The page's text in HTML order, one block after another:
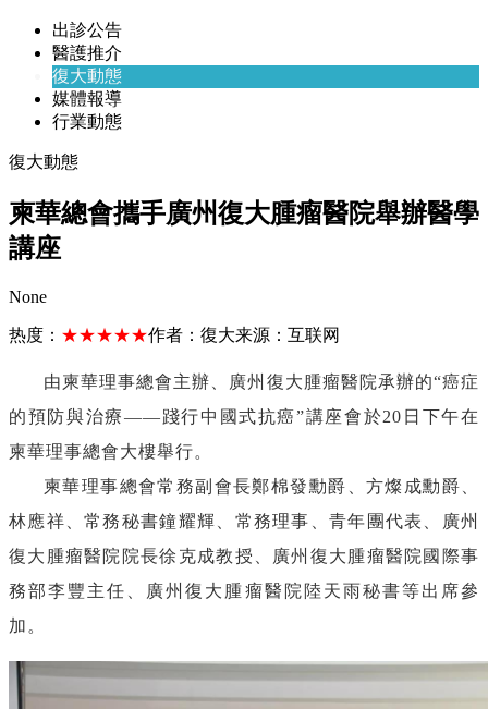
出診公告
醫護推介
復大動態
媒體報導
行業動態
復大動態
柬華總會攜手廣州復大腫瘤醫院舉辦醫學
講座
None
热度： ★★★★★作者： 復大来源： 互联网
由柬華理事總會主辦、廣州 復大腫瘤醫院承辦的“癌症
的預防與治療——踐行中國式抗癌”講座會於20 日下午在
柬華理事總會大樓舉行。
柬華理事總會常務副會長鄭棉發勳爵、方燦成勳爵、
林應祥、常務秘書鐘耀輝、常務理事、青年團代表、廣州
復大腫瘤醫院院長徐克成教授、廣州 復大腫瘤醫院國際事
務部李豐主任、廣州復 大腫瘤醫院陸天雨秘書等出席參
加。